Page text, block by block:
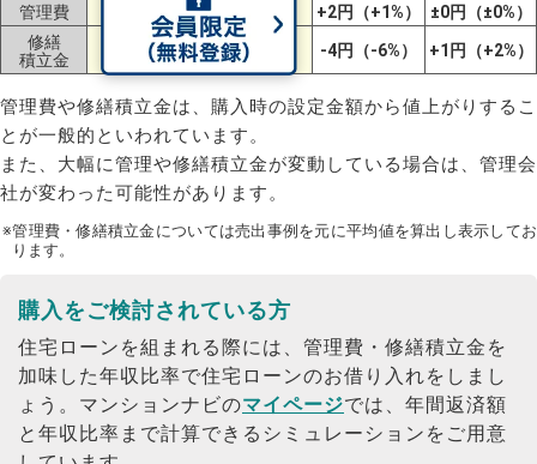
管理費 +2円（+1%）
±0円（±0%）
修繕
積立金
ー ー -4円（-6%） +1円（+2%）
管理費や修繕積立金は、購入時の設定金額から値上がりするこ
とが一般的といわれています。
また、大幅に管理や修繕積立金が変動している場合は、管理会
社が変わった可能性があります。
※管理費・修繕積立金については売出事例を元に平均値を算出し表示してお
ります。
購入をご検討されている方
住宅ローンを組まれる際には、管理費・修繕積立金を
加味した年収比率で住宅ローンのお借り入れをしまし
ょう。 マンションナビのマイページでは、年間返済額
と年収比率まで計算できるシミュレーションをご用意